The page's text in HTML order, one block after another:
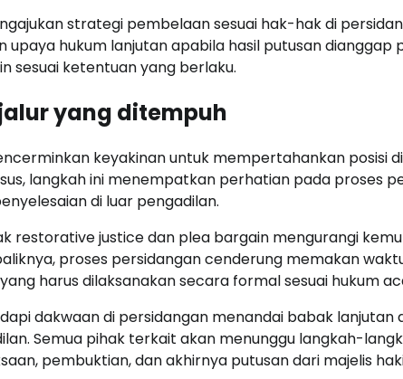
strategi pembelaan sesuai hak-hak di
hukum lanjutan apabila hasil putusan dianggap
sesuai ketentuan yang berlaku.
yang ditempuh
keyakinan untuk mempertahankan posisi
langkah ini menempatkan perhatian pada proses
di luar pengadilan.
restorative justice dan plea bargain mengurangi
proses persidangan cenderung memakan
harus dilaksanakan secara formal sesuai hukum
dakwaan di persidangan menandai babak lanjutan
Semua pihak terkait akan menunggu langkah-
pembuktian, dan akhirnya putusan dari majelis